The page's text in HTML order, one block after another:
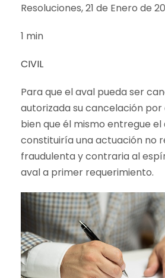
Resoluciones, 21 de Enero de
1 min
CIVIL
Para que el aval pueda ser
autorizada su cancelación por
bien que él mismo entregue el
constituiría una actuación no
fraudulenta y contraria al
aval a primer requerimiento.